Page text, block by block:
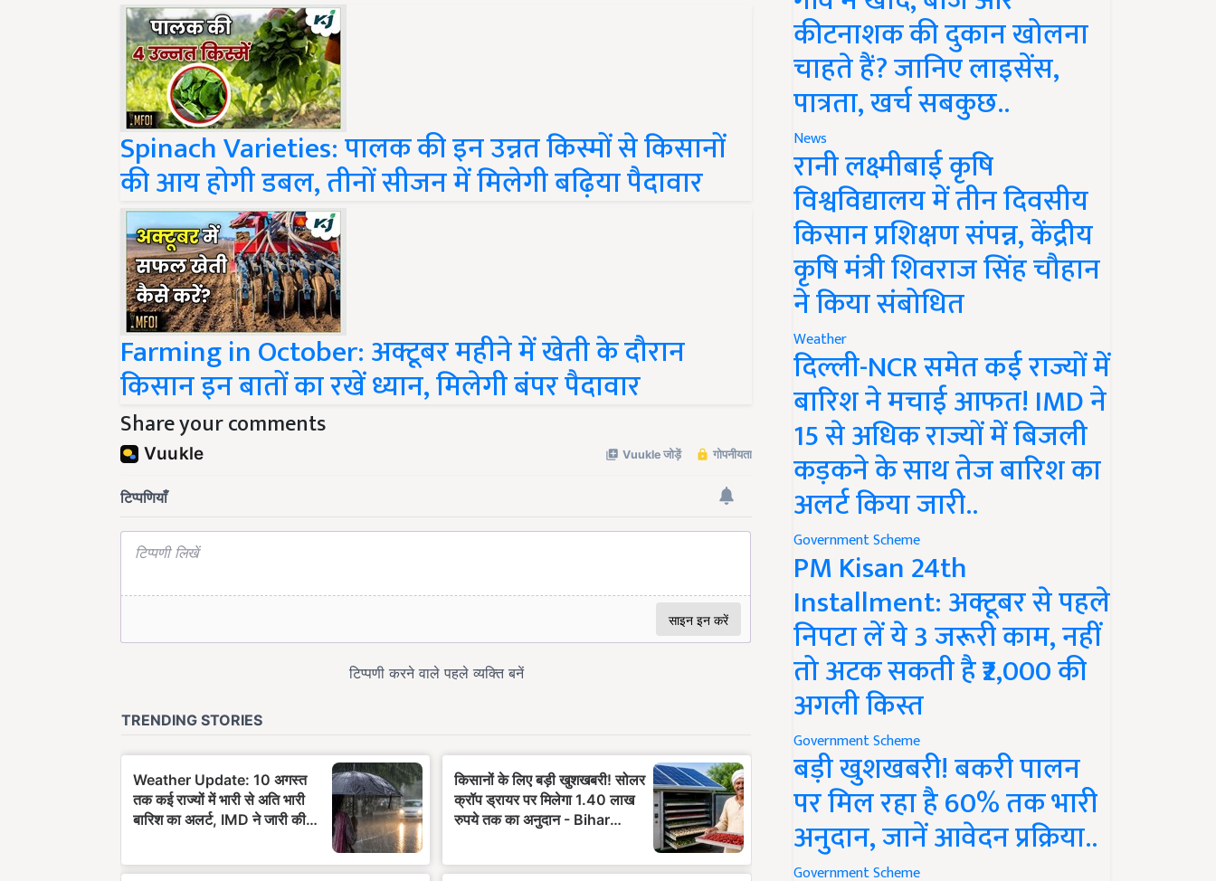
Spinach Varieties: पालक की इन उन्नत किस्मों से किसानों
की आय होगी डबल, तीनों सीजन में मिलेगी बढ़िया पैदावार
Farming in October: अक्टूबर महीने में खेती के दौरान
किसान इन बातों का रखें ध्यान, मिलेगी बंपर पैदावार
Share your comments
कीटनाशक की दुकान खोलना
चाहते हैं? जानिए लाइसेंस,
पात्रता, खर्च सबकुछ..
News
रानी लक्ष्मीबाई कृषि
विश्वविद्यालय में तीन दिवसीय
किसान प्रशिक्षण संपन्न, केंद्रीय
कृषि मंत्री शिवराज सिंह चौहान
ने किया संबोधित
Weather
दिल्ली-NCR समेत कई राज्यों में
बारिश ने मचाई आफत! IMD ने
15 से अधिक राज्यों में बिजली
कड़कने के साथ तेज बारिश का
अलर्ट किया जारी..
Government Scheme
PM Kisan 24th
Installment: अक्टूबर से पहले
निपटा लें ये 3 जरूरी काम, नहीं
तो अटक सकती है ₹2,000 की
अगली किस्त
Government Scheme
बड़ी खुशखबरी! बकरी पालन
पर मिल रहा है 60% तक भारी
अनुदान, जानें आवेदन प्रक्रिया..
Government Scheme